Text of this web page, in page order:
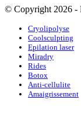
© Copyright 2026 -
Cryolipolyse
Coolsculpting
Epilation laser
Miradry
Rides
Botox
Anti-cellulite
Amaigrissement